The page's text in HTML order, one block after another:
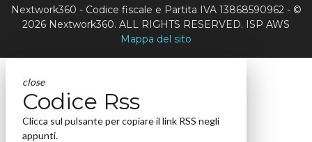
Nextwork360 - Codice fiscale e Partita IVA 13868590962 - ©
2026 Nextwork360. ALL RIGHTS RESERVED. ISP AWS
Mappa del sito
close
Codice Rss
Clicca sul pulsante per copiare il link RSS negli
appunti.